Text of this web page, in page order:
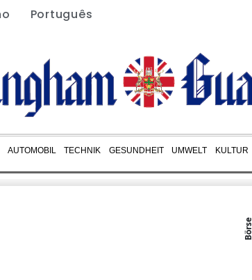
Português
AUTOMOBIL TECHNIK GESUNDHEIT UMWELT KULTUR
Börse